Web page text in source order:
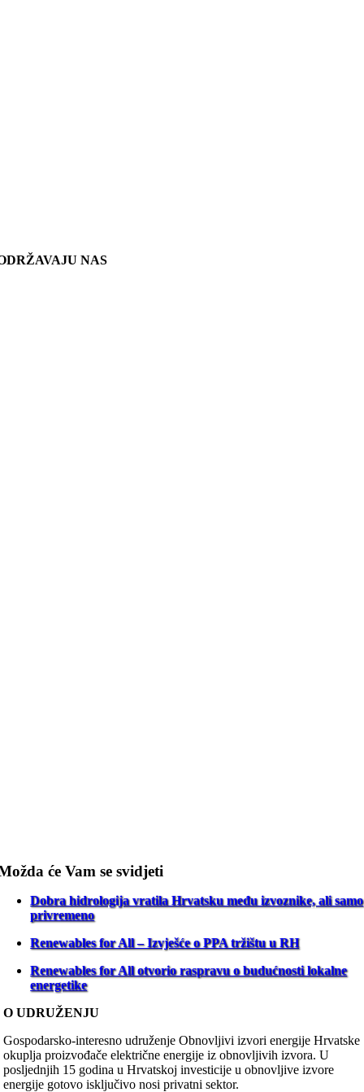
NAS
će Vam se svidjeti
Dobra hidrologija vratila Hrvatsku među izvoznike, ali samo
privremeno
Renewables for All – Izvješće o PPA tržištu u RH
Renewables for All otvorio raspravu o budućnosti lokalne
energetike
O UDRUŽENJU
Gospodarsko-interesno udruženje Obnovljivi izvori energije Hrvatske
okuplja proizvođače električne energije iz obnovljivih izvora. U
posljednjih 15 godina u Hrvatskoj investicije u obnovljive izvore
energije gotovo isključivo nosi privatni sektor.